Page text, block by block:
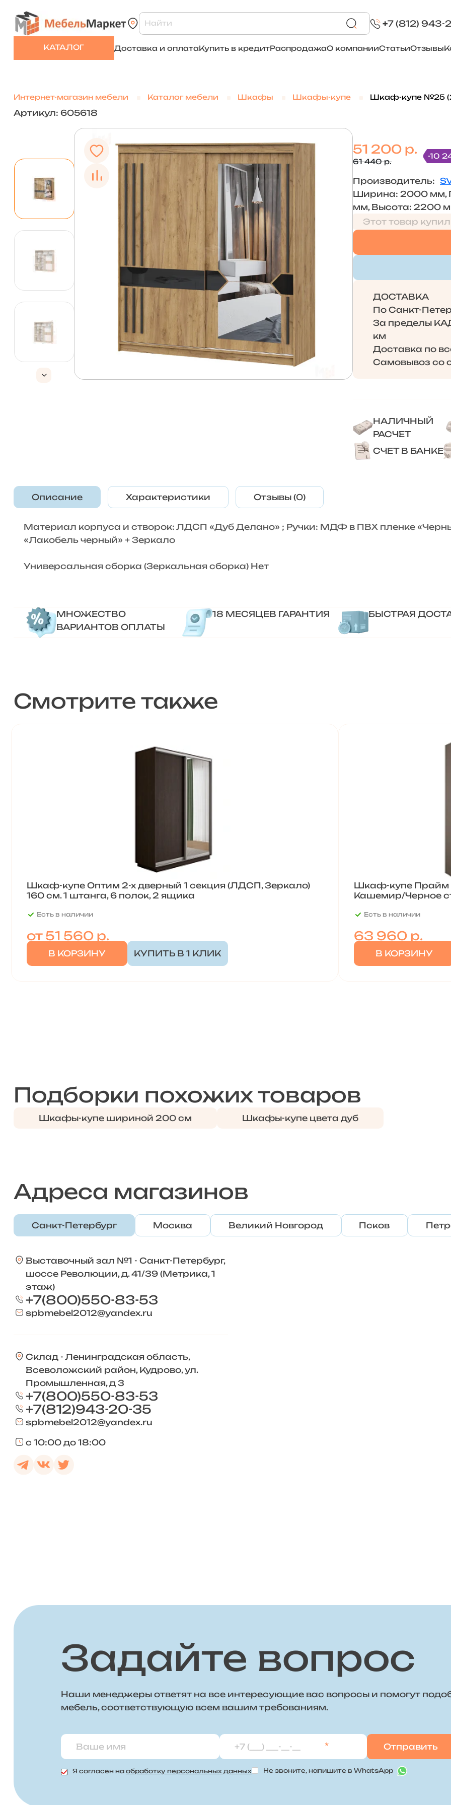
+7 (812) 943-
КАТАЛОГ Доставка и оплатаКупить в кредитРаспродажаО компанииСтатьиОтзывы
Интернет-магазин мебели Каталог мебели Шкафы Шкафы-купе Шкаф-купе №25
Артикул: 605618
51 200 р.
61 440 р.
-10
Производитель:
Ширина: 2000 мм,
мм, Высота: 2200
Этот товар
ДОСТАВКА
По Санкт-
За пределы
км
Доставка по
Самовывоз со
НАЛИЧНЫЙ
РАСЧЕТ
СЧЕТ В БАНКЕ
Описание Характеристики Отзывы (0)
Материал корпуса и створок: ЛДСП «Дуб Делано» ; Ручки: МДФ в ПВХ пленке
«Лакобель черный» + Зеркало
Универсальная сборка (Зеркальная сборка) Нет
МНОЖЕСТВО
ВАРИАНТОВ ОПЛАТЫ
18 МЕСЯЦЕВ ГАРАНТИЯ БЫСТРАЯ
Смотрите также
Шкаф-купе Оптим 2-х дверный 1 секция (ЛДСП, Зеркало)
160 см. 1 штанга, 6 полок, 2 ящика
Есть в наличии
от 51 560 р.
В КОРЗИНУ КУПИТЬ В 1 КЛИК
Шкаф-купе Прайм
Кашемир/Черное
Есть в наличии
63 960р.
В КОРЗИНУ
Подборки похожих товаров
Шкафы-купе шириной 200 см Шкафы-купе цвета дуб
Адреса магазинов
Санкт-Петербург Москва Великий Новгород Псков
Выставочный зал №1 - Санкт-Петербург,
шоссе Революции, д. 41/39 (Метрика, 1
этаж)
+7(800)550-83-53
spbmebel2012@yandex.ru
Склад - Ленинградская область,
Всеволожский район, Кудрово, ул.
Промышленная, д 3
+7(800)550-83-53
+7(812)943-20-35
spbmebel2012@yandex.ru
с 10:00 до 18:00
Задайте вопрос
Наши менеджеры ответят на все интересующие вас вопросы и помогут
мебель, соответствующую всем вашим требованиям.
*
Я согласен на обработку персональных данных Не звоните, напишите в WhatsApp